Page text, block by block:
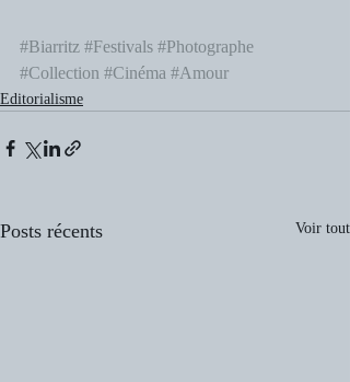
#Biarritz #Festivals #Photographe
#Collection #Cinéma #Amour
Editorialisme
Posts récents Voir tout